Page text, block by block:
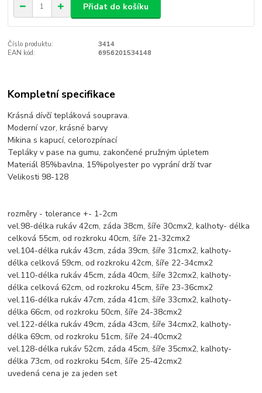
Přidat do košíku
Číslo produktu:
3414
EAN kód:
6956201534148
Kompletní specifikace
Krásná dívčí tepláková souprava.
Moderní vzor, krásné barvy
Mikina s kapucí, celorozpínací
Tepláky v pase na gumu, zakončené pružným úpletem
Materiál 85%bavlna, 15%polyester po vyprání drží tvar
Velikosti 98-128
rozměry - tolerance +- 1-2cm
vel.98-délka rukáv 42cm, záda 38cm, šíře 30cmx2, kalhoty- délka
celková 55cm, od rozkroku 40cm, šíře 21-32cmx2
vel.104-délka rukáv 43cm, záda 39cm, šíře 31cmx2, kalhoty-
délka celková 59cm, od rozkroku 42cm, šíře 22-34cmx2
vel.110-délka rukáv 45cm, záda 40cm, šíře 32cmx2, kalhoty-
délka celková 62cm, od rozkroku 45cm, šíře 23-36cmx2
vel.116-délka rukáv 47cm, záda 41cm, šíře 33cmx2, kalhoty-
délka 66cm, od rozkroku 50cm, šíře 24-38cmx2
vel.122-délka rukáv 49cm, záda 43cm, šíře 34cmx2, kalhoty-
délka 69cm, od rozkroku 51cm, šíře 24-40cmx2
vel.128-délka rukáv 52cm, záda 45cm, šíře 35cmx2, kalhoty-
délka 73cm, od rozkroku 54cm, šíře 25-42cmx2
uvedená cena je za jeden set